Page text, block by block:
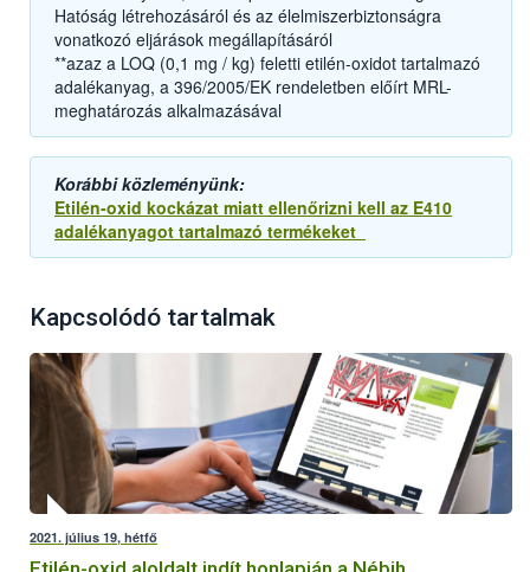
Hatóság létrehozásáról és az élelmiszerbiztonságra
vonatkozó eljárások megállapításáról
**azaz a LOQ (0,1 mg / kg) feletti etilén-oxidot tartalmazó
adalékanyag, a 396/2005/EK rendeletben előírt MRL-
meghatározás alkalmazásával
Korábbi közleményünk:
Etilén-oxid kockázat miatt ellenőrizni kell az E410
adalékanyagot tartalmazó termékeket
Kapcsolódó tartalmak
2021. július 19, hétfő